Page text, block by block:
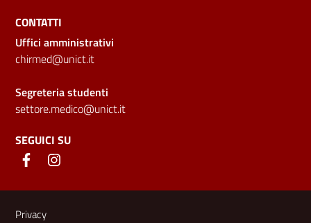
CONTATTI
Uffici amministrativi
chirmed@unict.it
Segreteria studenti
settore.medico@unict.it
SEGUICI SU
Link e informazioni utili
Privacy